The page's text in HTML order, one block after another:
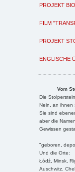
PROJEKT
FILM
PROJEKT
ENGLISCHE
Vom
Die
Nein, an ihnen
Sie sind
aber die
Gewissen
"geboren,
Und die Orte:
Łódź, Minsk,
Auschwitz,